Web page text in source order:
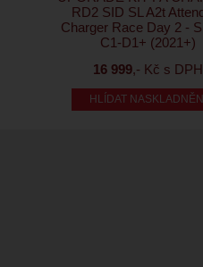
16 999,- Kč s DPH
HLÍDAT NASKLADNĚNÍ